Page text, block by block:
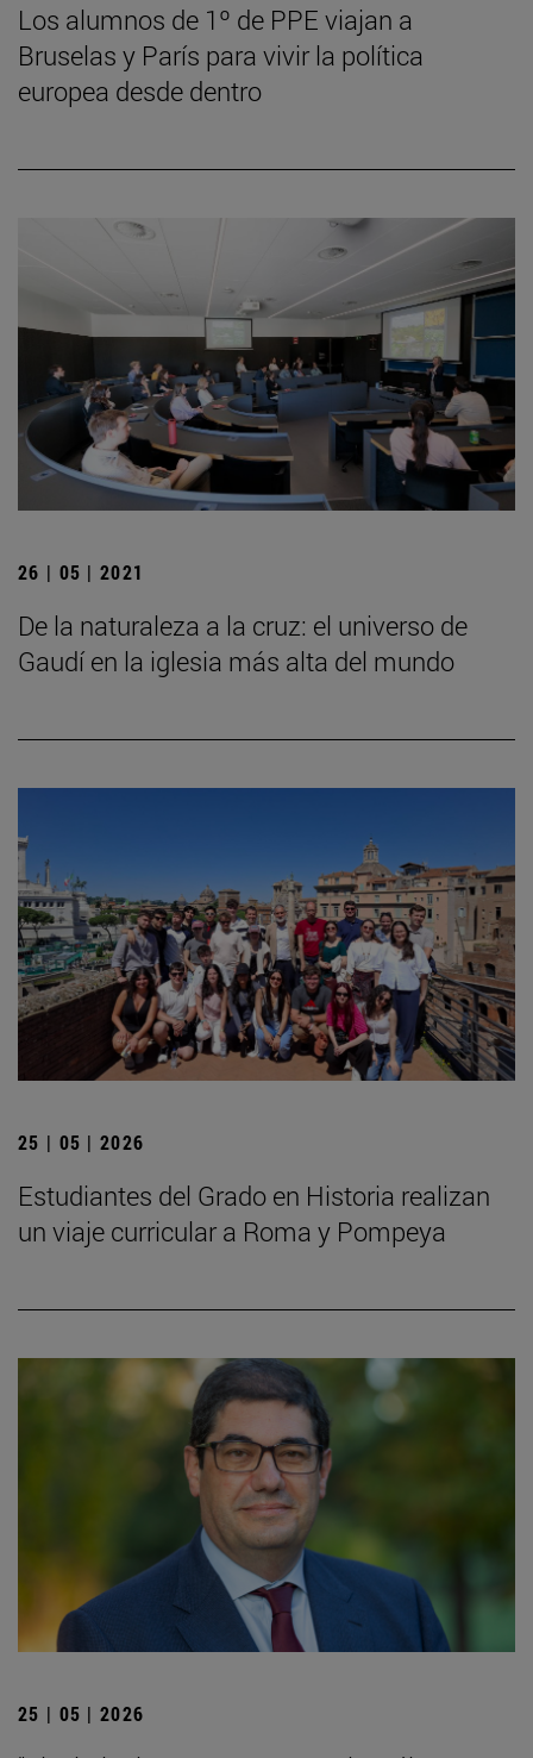
Los alumnos de 1º de PPE viajan a
Bruselas y París para vivir la política
europea desde dentro
26 | 05 | 2021
De la naturaleza a la cruz: el universo de
Gaudí en la iglesia más alta del mundo
25 | 05 | 2026
Estudiantes del Grado en Historia realizan
un viaje curricular a Roma y Pompeya
25 | 05 | 2026